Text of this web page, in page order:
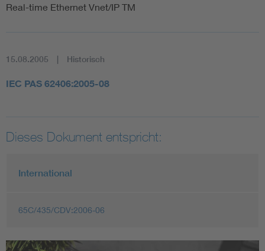
Real-time Ethernet Vnet/IP TM
15.08.2005 Historisch
IEC PAS 62406:2005-08
Dieses Dokument entspricht:
International
65C/435/CDV:2006-06